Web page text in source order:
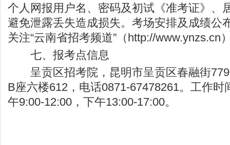
个人网报用户名、密码及初试《准考证》、
避免泄露丢失造成损失。考场安排及成绩公
关注“云南省招考频道”（http://www.ynzs.cn
七、报考点信息
呈贡区招考院，昆明市呈贡区春融街779
B座六楼612，电话0871-67478261。工作时
午9:00-12:00，下午13:00-17:00。